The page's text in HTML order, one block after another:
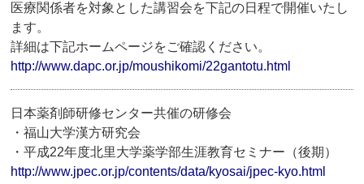
医療関係者を対象とした講習会を下記の日程で開催いたし
ます。
詳細は下記ホームページをご確認ください。
http://www.dapc.or.jp/moushikomi/22gantotu.html
日本薬剤師研修センター共催の研修会
・福山大学漢方研究会
・平成22年度北里大学薬学部生涯教育セミナー（後期）
http://www.jpec.or.jp/contents/data/kyosai/jpec-kyo.html